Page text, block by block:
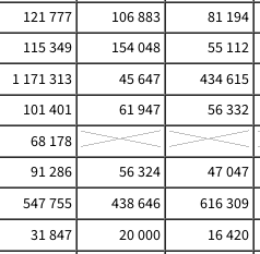
121 777 106 883 81 194
115 349 154 048 55 112
1 171 313 45 647 434 615
101 401 61 947 56 332
68 178
91 286 56 324 47 047
547 755 438 646 616 309
31 847 20 000 16 420